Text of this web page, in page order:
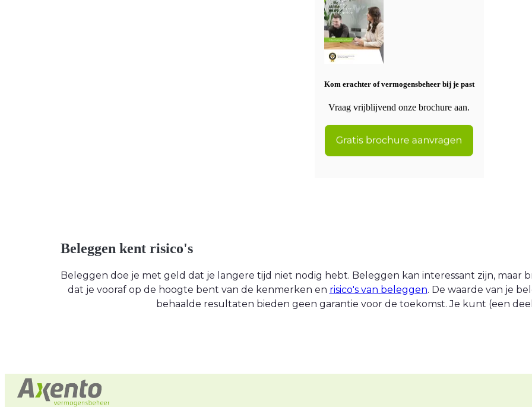
Kom erachter of vermogensbeheer bij je past
Vraag vrijblijvend onze brochure aan.
Beleggen kent risico's
Beleggen doe je met geld dat je langere tijd niet nodig hebt. Beleggen kan interessant zijn, maar
dat je vooraf op de hoogte bent van de kenmerken en risico's van beleggen. De waarde van je
behaalde resultaten bieden geen garantie voor de toekomst. Je kunt (een